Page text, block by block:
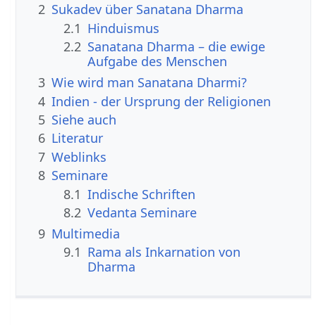
2 Sukadev über Sanatana Dharma
2.1 Hinduismus
2.2 Sanatana Dharma – die ewige
Aufgabe des Menschen
3 Wie wird man Sanatana Dharmi?
4 Indien - der Ursprung der Religionen
5 Siehe auch
6 Literatur
7 Weblinks
8 Seminare
8.1 Indische Schriften
8.2 Vedanta Seminare
9 Multimedia
9.1 Rama als Inkarnation von
Dharma